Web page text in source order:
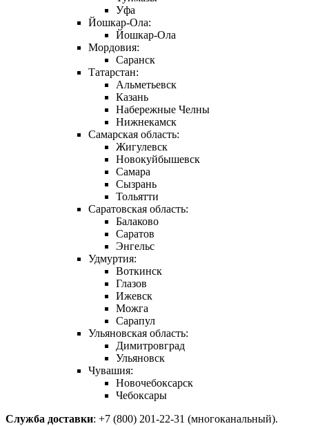
Уфа
Йошкар-Ола:
Йошкар-Ола
Мордовия:
Саранск
Татарстан:
Альметьевск
Казань
Набережные Челны
Нижнекамск
Самарская область:
Жигулевск
Новокуйбышевск
Самара
Сызрань
Тольятти
Саратовская область:
Балаково
Саратов
Энгельс
Удмуртия:
Воткинск
Глазов
Ижевск
Можга
Сарапул
Ульяновская область:
Димитровград
Ульяновск
Чувашия:
Новочебоксарск
Чебоксары
Служба доставки: +7 (800) 201-22-31 (многоканальный).